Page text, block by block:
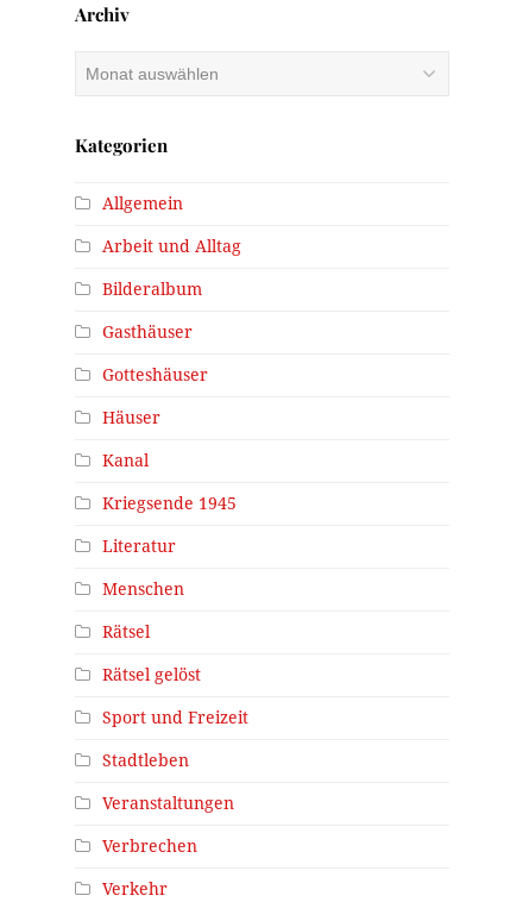
Archiv
Kategorien
Allgemein
Arbeit und Alltag
Bilderalbum
Gasthäuser
Gotteshäuser
Häuser
Kanal
Kriegsende 1945
Literatur
Menschen
Rätsel
Rätsel gelöst
Sport und Freizeit
Stadtleben
Veranstaltungen
Verbrechen
Verkehr